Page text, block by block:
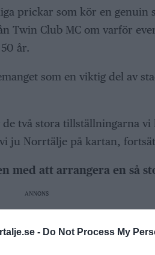
- Do Not Process My
prickar som kör en genuin
Twin Club MC om varför
år.
som en viktig del av
två stora tillställningarna vi
ju Norrtälje på kartan,
med att arrangera en så
ANNONS
av deltagare och